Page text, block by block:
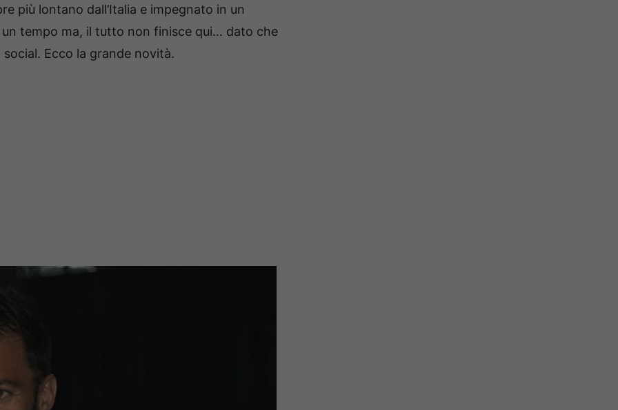
più lontano dall’Italia e impegnato in un
tempo ma, il tutto non finisce qui… dato che
Ecco la grande novità.